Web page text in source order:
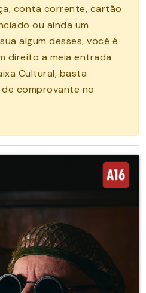
conta corrente, cartão
ou ainda um
algum desses, você é
direito a meia entrada
Cultural, basta
comprovante no